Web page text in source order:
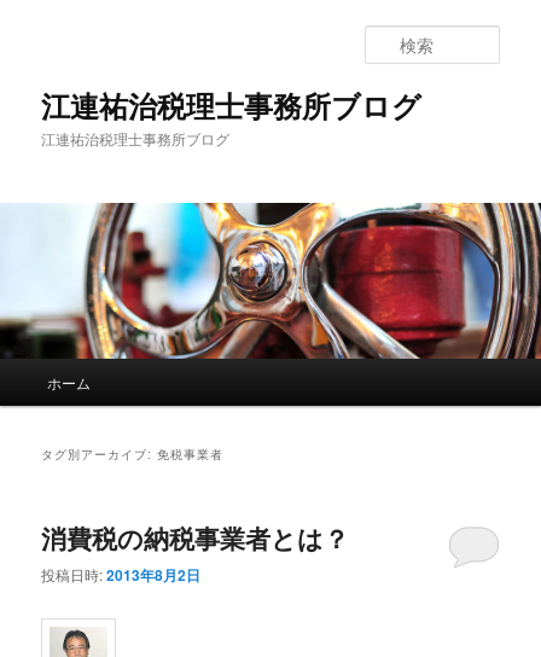
江連祐治税理士事務所ブログ
江連祐治税理士事務所ブログ
索
メ
コ
テ
サ
ン
ン
ホーム
タグ別アーカイブ:免税事業者
消費税の納税事業者とは？
投稿日時:2013年8月2日